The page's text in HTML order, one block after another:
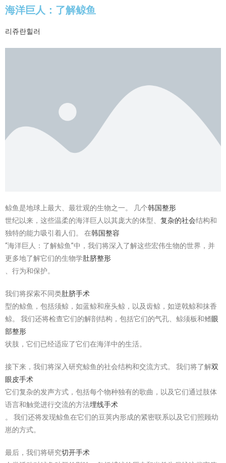
海洋巨人：了解鲸鱼
리쥬란힐러
鲸鱼是地球上最大、最壮观的生物之一。 几个韩国整形
世纪以来，这些温柔的海洋巨人以其庞大的体型、 复杂的社会结构和
独特的能力吸引着人们。 在韩国整容
“海洋巨人：了解鲸鱼”中，我们将深入了解这些宏伟生物的世界，并
更多地了解它们的生物学肚脐整形
、行为和保护。
我们将探索不同类肚脐手术
型的鲸鱼，包括须鲸，如蓝鲸和座头鲸，以及齿鲸，如逆戟鲸和抹香
鲸。 我们还将检查它们的解剖结构，包括它们的气孔、鲸须板和鳍眼
部整形
状肢，它们已经适应了它们在海洋中的生活。
接下来，我们将深入研究鲸鱼的社会结构和交流方式。 我们将了解双
眼皮手术
它们复杂的发声方式，包括每个物种独有的歌曲，以及它们通过肢体
语言和触觉进行交流的方法埋线手术
。 我们还将发现鲸鱼在它们的豆荚内形成的紧密联系以及它们照顾幼
崽的方式。
最后，我们将研究切开手术